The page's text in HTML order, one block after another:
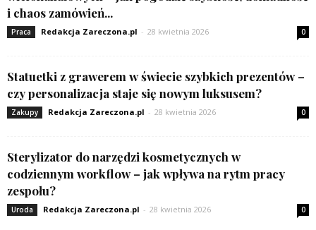
i chaos zamówień...
Praca Redakcja Zareczona.pl - 28 kwietnia 2026 0
Statuetki z grawerem w świecie szybkich prezentów –
czy personalizacja staje się nowym luksusem?
Zakupy Redakcja Zareczona.pl - 28 kwietnia 2026 0
Sterylizator do narzędzi kosmetycznych w
codziennym workflow – jak wpływa na rytm pracy
zespołu?
Uroda Redakcja Zareczona.pl - 28 kwietnia 2026 0